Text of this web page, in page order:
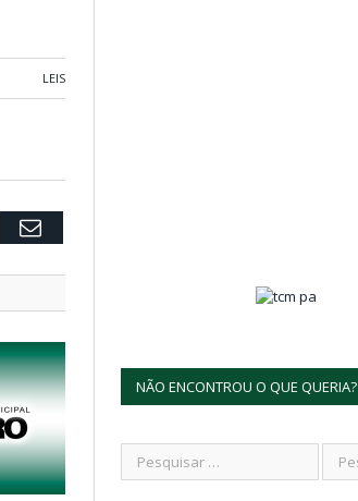
LEIS
Email
NÃO ENCONTROU O QUE QUERIA?